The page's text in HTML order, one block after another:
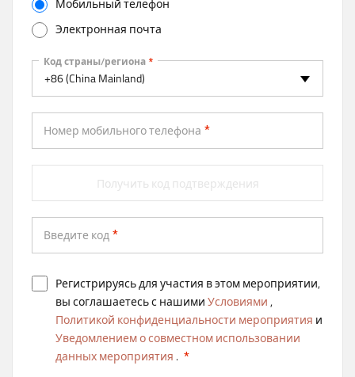
Мобильный телефон
Электронная почта
Мобильный телефон
Код страны/региона
+86 (China Mainland)
Номер мобильного телефона
Введите код
Получить код подтверждения
Регистрируясь для участия в этом мероприятии,
вы соглашаетесь с нашимиУсловиями ,
Политикой конфиденциальности мероприятия и
Уведомлением о совместном использовании
данных мероприятия .